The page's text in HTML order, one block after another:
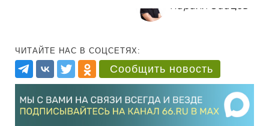
Кирилл Зайцев
ЧИТАЙТЕ НАС В СОЦСЕТЯХ:
Сообщить новость